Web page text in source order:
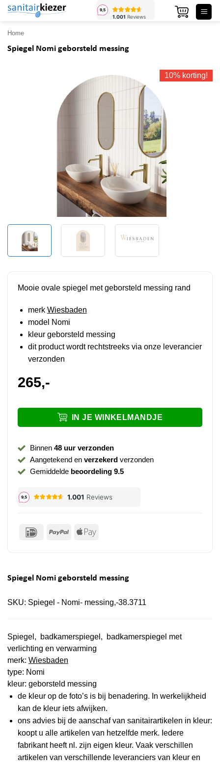
Ga
inhoud
Home
Spiegel Nomi geborsteld messing
10% korting!
Mooie ovale spiegel met geborsteld messing rand
merk Wiesbaden
model Nomi
kleur geborsteld messing
dit product wordt rechtstreeks via onze leverancier
verzonden
265,-
IN JE WINKELMANDJE
Binnen 48 uur verzonden
Aangetekend en verzekerdverzonden
Gemiddelde beoordeling 9.5
IDeal PayPal Apple
Spiegel Nomi geborsteld messing
SKU: Spiegel - Nomi- messing,-38.3711
Spiegel, badkamerspiegel, badkamerspiegel met
verlichting en verwarming
merk: Wiesbaden
type: Nomi
kleur: geborsteld messing
de kleur op de foto’s is bij benadering. In werkelijkheid
kan de kleur iets afwijken.
ons advies bij de aanschaf van sanitairartikelen in kleur:
koopt u alle artikelen van hetzelfde merk. Iedere
fabrikant heeft nl. zijn eigen kleur. Vaak verschillen
artikelen van verschillende leveranciers van kleur en